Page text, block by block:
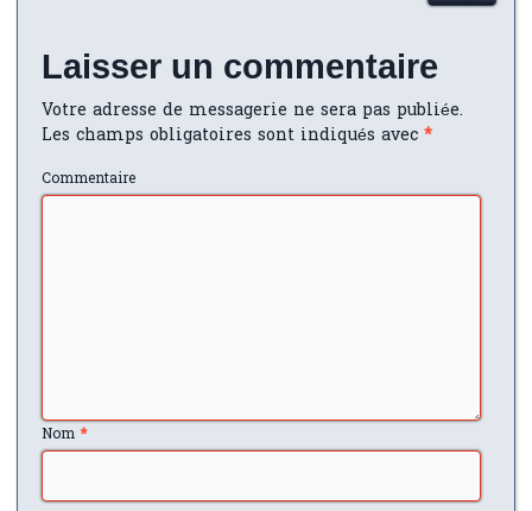
Laisser un commentaire
Votre adresse de messagerie ne sera pas publiée.
Les champs obligatoires sont indiqués avec*
Commentaire
Nom *